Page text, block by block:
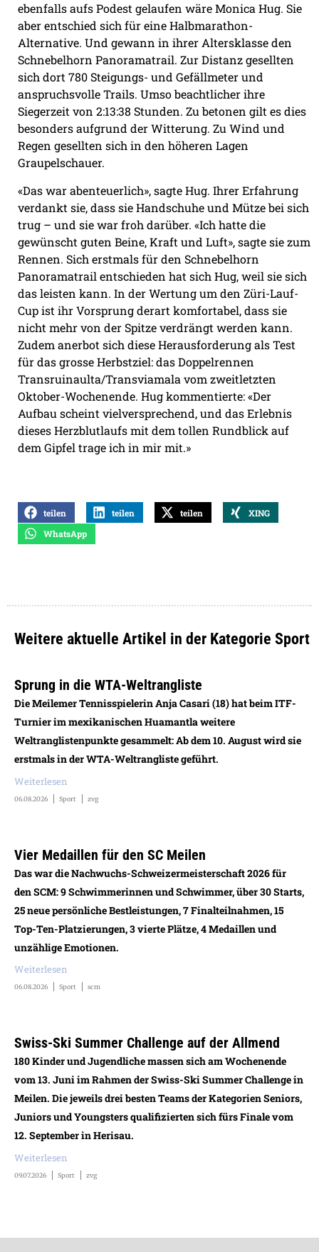
ebenfalls aufs Podest gelaufen wäre Monica Hug. Sie
aber entschied sich für eine Halbmarathon-
Alternative. Und gewann in ihrer Altersklasse den
Schnebelhorn Panoramatrail. Zur Distanz gesellten
sich dort 780 Steigungs- und Gefällmeter und
anspruchsvolle Trails. Umso beachtlicher ihre
Siegerzeit von 2:13:38 Stunden. Zu betonen gilt es dies
besonders aufgrund der Witterung. Zu Wind und
Regen gesellten sich in den höheren Lagen
Graupelschauer.
«Das war abenteuerlich», sagte Hug. Ihrer Erfahrung
verdankt sie, dass sie Handschuhe und Mütze bei sich
trug – und sie war froh darüber. «Ich hatte die
gewünscht guten Beine, Kraft und Luft», sagte sie zum
Rennen. Sich erstmals für den Schnebelhorn
Panoramatrail entschieden hat sich Hug, weil sie sich
das leisten kann. In der Wertung um den Züri-Lauf-
Cup ist ihr Vorsprung derart komfortabel, dass sie
nicht mehr von der Spitze verdrängt werden kann.
Zudem anerbot sich diese Herausforderung als Test
für das grosse Herbstziel: das Doppelrennen
Transruinaulta/Transviamala vom zweitletzten
Oktober-Wochenende. Hug kommentierte: «Der
Aufbau scheint vielversprechend, und das Erlebnis
dieses Herzblutlaufs mit dem tollen Rundblick auf
dem Gipfel trage ich in mir mit.»
teilen teilen teilen
XING
WhatsApp
Weitere aktuelle Artikel in der Kategorie Sport
Sprung in die WTA-Weltrangliste
Die Meilemer Tennisspielerin Anja Casari (18) hat beim ITF-
Turnier im mexikanischen Huamantla weitere
Weltranglistenpunkte gesammelt: Ab dem 10. August wird sie
erstmals in der WTA-Weltrangliste geführt.
Weiterlesen
06.08.2026 Sport zvg
Vier Medaillen für den SC Meilen
Das war die Nachwuchs-Schweizermeisterschaft 2026 für
den SCM: 9 Schwimmerinnen und Schwimmer, über 30 Starts,
25 neue persönliche Bestleistungen, 7 Finalteilnahmen, 15
Top-Ten-Platzierungen, 3 vierte Plätze, 4 Medaillen und
unzählige Emotionen.
Weiterlesen
06.08.2026 Sport scm
Swiss-Ski Summer Challenge auf der Allmend
180 Kinder und Jugendliche massen sich am Wochenende
vom 13. Juni im Rahmen der Swiss-Ski Summer Challenge in
Meilen. Die jeweils drei besten Teams der Kategorien Seniors,
Juniors und Youngsters qualifizierten sich fürs Finale vom
12. September in Herisau.
Weiterlesen
09.07.2026 Sport zvg